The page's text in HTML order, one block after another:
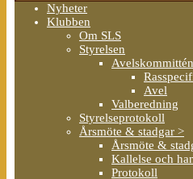
Nyheter
Klubben
Om SLS
Styrelsen
Avelskommittén
Avel
Valberedning
Styrelseprotokoll
Årsmöte & stadgar >
Årsmöte &
Kallelse och
Protokoll